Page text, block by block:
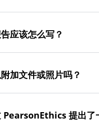
应该怎么写？
加文件或照片吗？
PearsonEthics 提出了